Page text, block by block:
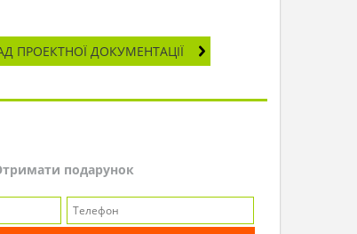
ПРОЕКТНОЇ ДОКУМЕНТАЦІЇ
подарунок